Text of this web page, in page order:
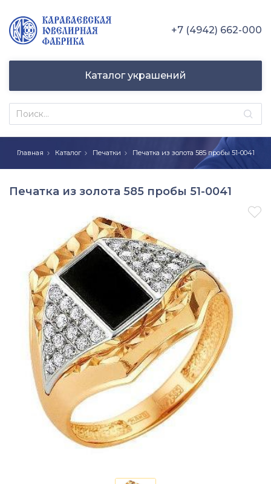
+7 (4942) 662-000
Каталог украшений
Главная Каталог Печатки Печатка из золота 585 пробы 51-0041
Печатка из золота 585 пробы 51-0041
